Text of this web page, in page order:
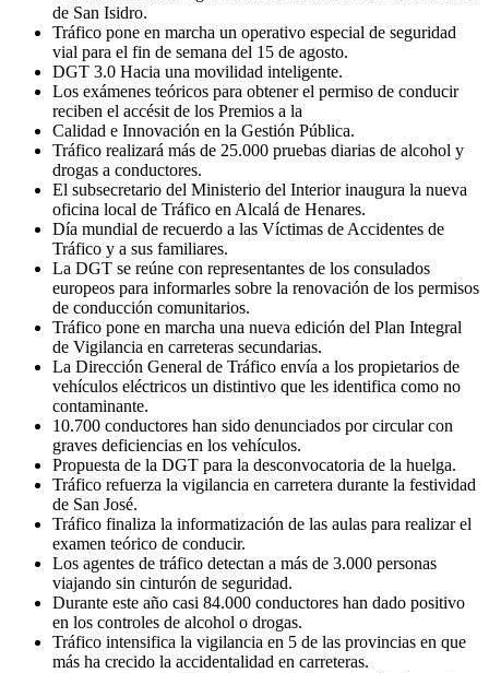
de San Isidro.
Tráfico pone en marcha un operativo especial de seguridad
vial para el fin de semana del 15 de agosto.
DGT 3.0 Hacia una movilidad inteligente.
Los exámenes teóricos para obtener el permiso de conducir
reciben el accésit de los Premios a la
Calidad e Innovación en la Gestión Pública.
Tráfico realizará más de 25.000 pruebas diarias de alcohol y
drogas a conductores.
El subsecretario del Ministerio del Interior inaugura la nueva
oficina local de Tráfico en Alcalá de Henares.
Día mundial de recuerdo a las Víctimas de Accidentes de
Tráfico y a sus familiares.
La DGT se reúne con representantes de los consulados
europeos para informarles sobre la renovación de los permisos
de conducción comunitarios.
Tráfico pone en marcha una nueva edición del Plan Integral
de Vigilancia en carreteras secundarias.
La Dirección General de Tráfico envía a los propietarios de
vehículos eléctricos un distintivo que les identifica como no
contaminante.
10.700 conductores han sido denunciados por circular con
graves deficiencias en los vehículos.
Propuesta de la DGT para la desconvocatoria de la huelga.
Tráfico refuerza la vigilancia en carretera durante la festividad
de San José.
Tráfico finaliza la informatización de las aulas para realizar el
examen teórico de conducir.
Los agentes de tráfico detectan a más de 3.000 personas
viajando sin cinturón de seguridad.
Durante este año casi 84.000 conductores han dado positivo
en los controles de alcohol o drogas.
Tráfico intensifica la vigilancia en 5 de las provincias en que
más ha crecido la accidentalidad en carreteras.